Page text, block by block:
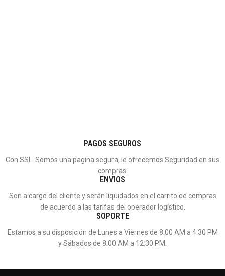
PAGOS SEGUROS
Con SSL. Somos una pagina segura, le ofrecemos Seguridad en sus
compras.
ENVIOS
Son a cargo del cliente y serán liquidados en el carrito de compras
de acuerdo a las tarifas del operador logístico.
SOPORTE
Estamos a su disposición de Lunes a Viernes de 8:00 AM a 4:30 PM
y Sábados de 8:00 AM a 12:30 PM.